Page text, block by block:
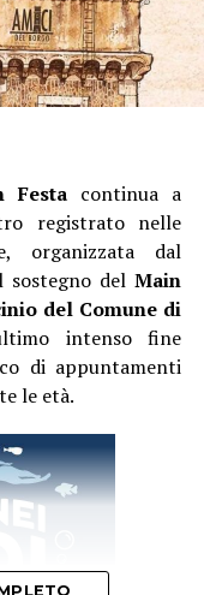
Festacontinua a
registrato nelle
organizzata dal
sostegno delMain
del Comune di
intenso fine
di appuntamenti
le età.